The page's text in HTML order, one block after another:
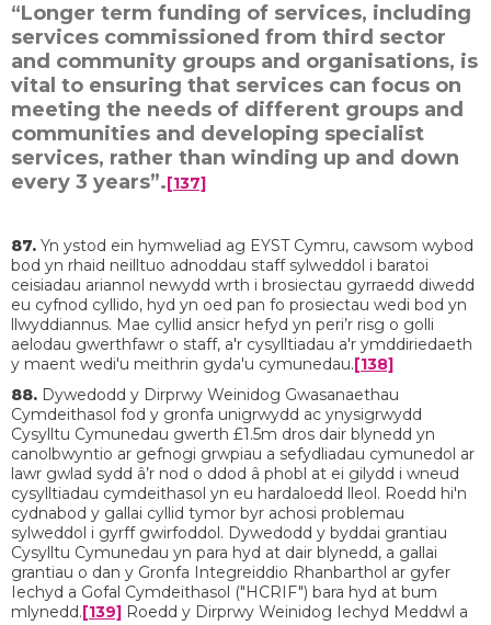
“Longer term funding of services, including
services commissioned from third sector
and community groups and organisations, is
vital to ensuring that services can focus on
meeting the needs of different groups and
communities and developing specialist
services, rather than winding up and down
every 3 years”. [137]
87. Yn ystod ein hymweliad ag EYST Cymru, cawsom wybod
bod yn rhaid neilltuo adnoddau staff sylweddol i baratoi
ceisiadau ariannol newydd wrth i brosiectau gyrraedd diwedd
eu cyfnod cyllido, hyd yn oed pan fo prosiectau wedi bod yn
llwyddiannus. Mae cyllid ansicr hefyd yn peri’r risg o golli
aelodau gwerthfawr o staff, a'r cysylltiadau a'r ymddiriedaeth
y maent wedi'u meithrin gyda'u cymunedau. [138]
88. Dywedodd y Dirprwy Weinidog Gwasanaethau
Cymdeithasol fod y gronfa unigrwydd ac ynysigrwydd
Cysylltu Cymunedau gwerth £1.5m dros dair blynedd yn
canolbwyntio ar gefnogi grwpiau a sefydliadau cymunedol ar
lawr gwlad sydd â’r nod o ddod â phobl at ei gilydd i wneud
cysylltiadau cymdeithasol yn eu hardaloedd lleol. Roedd hi'n
cydnabod y gallai cyllid tymor byr achosi problemau
sylweddol i gyrff gwirfoddol. Dywedodd y byddai grantiau
Cysylltu Cymunedau yn para hyd at dair blynedd, a gallai
grantiau o dan y Gronfa Integreiddio Rhanbarthol ar gyfer
Iechyd a Gofal Cymdeithasol ("HCRIF") bara hyd at bum
mlynedd. [139] Roedd y Dirprwy Weinidog Iechyd Meddwl a